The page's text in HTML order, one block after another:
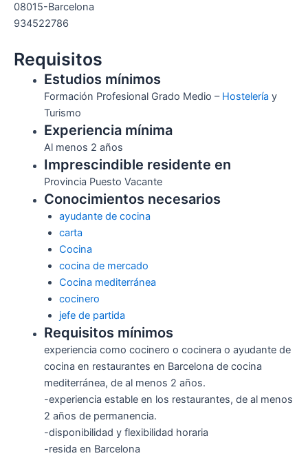
08015-Barcelona
934522786
Requisitos
Estudios mínimos
Formación Profesional Grado Medio – Hostelería y
Turismo
Experiencia mínima
Al menos 2 años
Imprescindible residente en
Provincia Puesto Vacante
Conocimientos necesarios
ayudante de cocina
carta
Cocina
cocina de mercado
Cocina mediterránea
cocinero
jefe de partida
Requisitos mínimos
experiencia como cocinero o cocinera o ayudante de
cocina en restaurantes en Barcelona de cocina
mediterránea, de al menos 2 años.
-experiencia estable en los restaurantes, de al menos
2 años de permanencia.
-disponibilidad y flexibilidad horaria
-resida en Barcelona